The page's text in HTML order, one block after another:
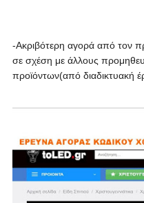
-Ακριβότερη αγορά από τον
σε σχέση με άλλους
προϊόντων(από διαδικτυακή